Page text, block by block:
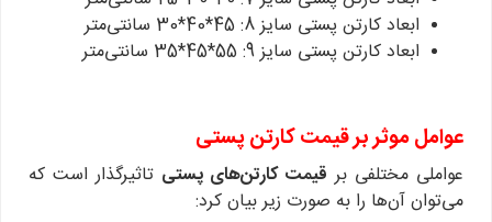
ابعاد کارتن پستی سایز 8: 45*40*30 سانتی‌متر
ابعاد کارتن پستی سایز 9: 55*45*35 سانتی‌متر
عوامل موثر بر قیمت کارتن پستی
عواملی مختلفی بر قیمت کارتن‌های پستی تاثیرگذار است که
می‌توان آن‌ها را به صورت زیر بیان کرد: